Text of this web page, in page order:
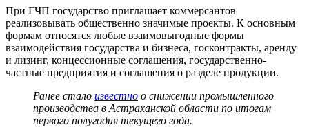
При ГЧП государство приглашает коммерсантов
реализовывать общественно значимые проекты. К основным
формам относятся любые взаимовыгодные формы
взаимодействия государства и бизнеса, госконтракты, аренду
и лизинг, концессионные соглашения, государственно-
частные предприятия и соглашения о разделе продукции.
Ранее стало известно о снижении промышленного
производства в Астраханской области по итогам
первого полугодия текущего года.